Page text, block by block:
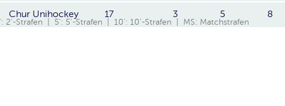
Chur Unihockey 17 3 5 8
2'-Strafen | 5': 5'-Strafen | 10': 10'-Strafen | MS: Matchstrafen